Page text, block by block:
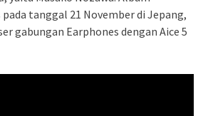
tanggal 21 November di Jepang,
gabungan Earphones dengan Aice 5